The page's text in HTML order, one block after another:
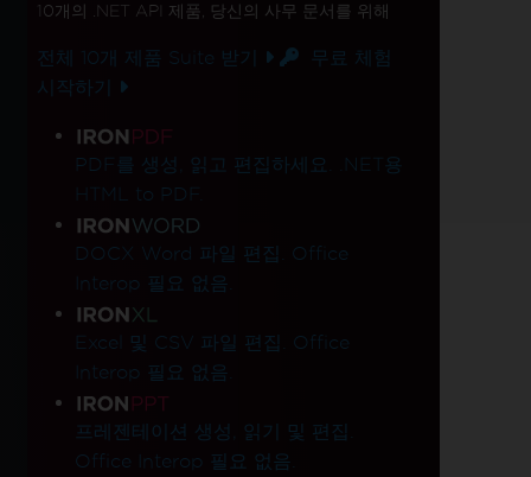
10개의 .NET API 제품 , 당신의 사무 문서를 위해
전체 10개 제품 Suite 받기
무료 체험
시작하기
제품 링크
PDF를 생성, 읽고 편집하세요. .NET용
HTML to PDF.
DOCX Word 파일 편집. Office
Interop 필요 없음.
Excel 및 CSV 파일 편집. Office
Interop 필요 없음.
프레젠테이션 생성, 읽기 및 편집.
Office Interop 필요 없음.